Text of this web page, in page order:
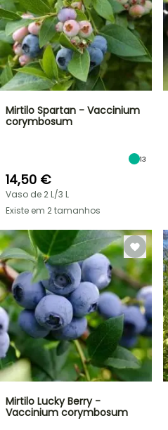
Mirtilo Spartan - Vaccinium
corymbosum
13
14,50 €
Vaso de 2 L/3 L
Existe em 2 tamanhos
Mirtilo Lucky Berry -
Vaccinium corymbosum